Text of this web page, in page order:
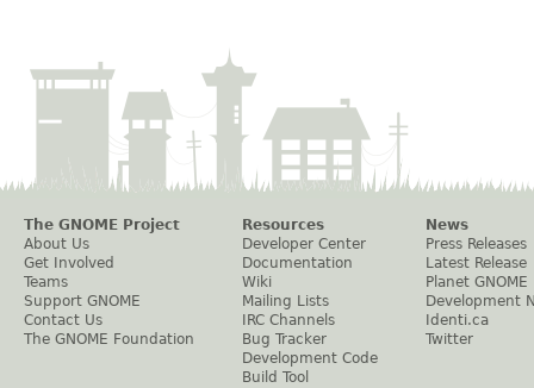
The GNOME Project
About Us
Get Involved
Teams
Support GNOME
Contact Us
The GNOME Foundation
Resources
Developer Center
Documentation
Wiki
Mailing Lists
IRC Channels
Bug Tracker
Development Code
Build Tool
News
Press Releases
Latest Release
Planet GNOME
Development
Identi.ca
Twitter